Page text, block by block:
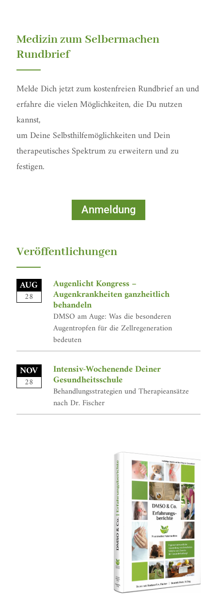
Medizin zum Selbermachen
Rundbrief
Melde Dich jetzt zum kostenfreien Rundbrief an und
erfahre die vielen Möglichkeiten, die Du nutzen
kannst,
um Deine Selbsthilfemöglichkeiten und Dein
therapeutisches Spektrum zu erweitern und zu
festigen.
Anmeldung
Veröffentlichungen
AUG
28
Augenlicht Kongress –
Augenkrankheiten ganzheitlich
behandeln
DMSO am Auge: Was die besonderen
Augentropfen für die Zellregeneration
bedeuten
NOV
28
Intensiv-Wochenende Deiner
Gesundheitsschule
Behandlungsstrategien und Therapieansätze
nach Dr. Fischer